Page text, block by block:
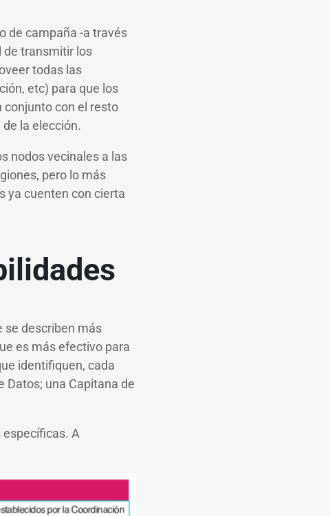
de campaña -a través
de transmitir los
todas las
etc) para que los
conjunto con el resto
la elección.
nodos vecinales a las
pero lo más
ya cuenten con cierta
se describen más
es más efectivo para
identifiquen, cada
Datos; una Capitana de
específicas. A